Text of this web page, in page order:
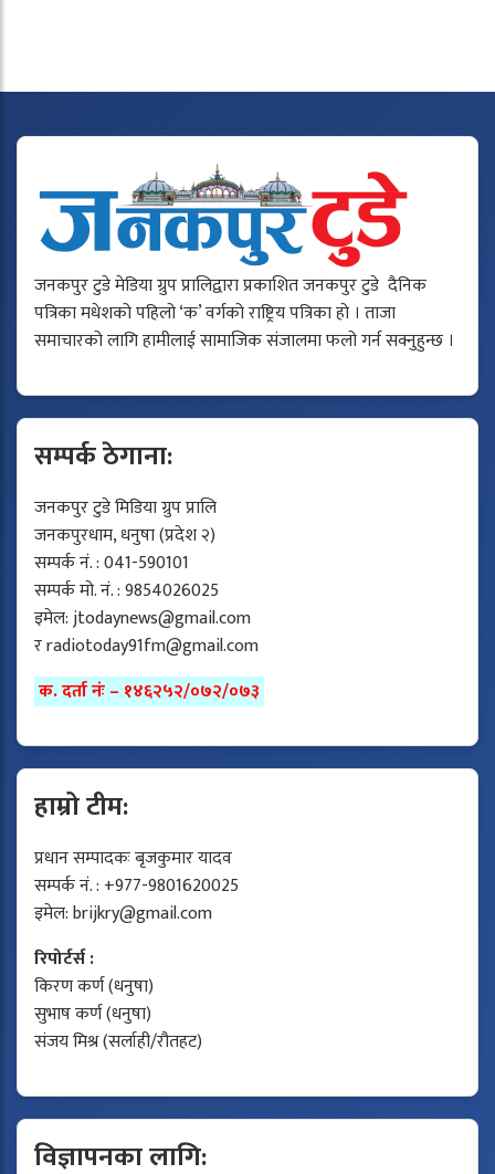
जनकपुर टुडे मेडिया ग्रुप प्रालिद्वारा प्रकाशित जनकपुर टुडे दैनिक
पत्रिका मधेशको पहिलो ‘क’ वर्गको राष्ट्रिय पत्रिका हो । ताजा
समाचारको लागि हामीलाई सामाजिक संजालमा फलो गर्न सक्नुहुन्छ ।
सम्पर्क ठेगाना:
जनकपुर टुडे मिडिया ग्रुप प्रालि
जनकपुरधाम, धनुषा (प्रदेश २)
सम्पर्क नं. : 041-590101
सम्पर्क मो. नं. : 9854026025
इमेल:jtodaynews@gmail.com
रradiotoday91fm@gmail.com
क. दर्ता नंः – १४६२५२/०७२/०७३
हाम्रो टीम:
प्रधान सम्पादकः बृजकुमार यादव
सम्पर्क नं. : +977-9801620025
इमेल:brijkry@gmail.com
रिपोर्टर्स :
किरण कर्ण (धनुषा)
सुभाष कर्ण (धनुषा)
संजय मिश्र (सर्लाही/रौतहट)
विज्ञापनका लागि: